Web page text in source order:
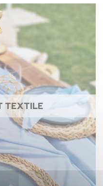
TEXTILE